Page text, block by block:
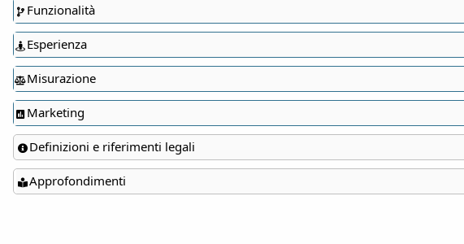
VILLA VITTADINI
OTTOCENTESCO
ECLETTICI
ambienti riscaldati
Funzionalità
Esperienza
Misurazione
Marketing
Definizioni e riferimenti legali
Approfondimenti